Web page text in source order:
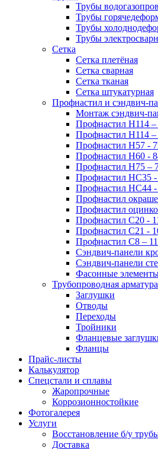
Трубы
Трубы
Трубы
Трубы
Сетка
Сетка плетёная
Сетка сварная
Сетка тканая
Сетка штукатурная
Профнастил и сэндвич-
Монтаж сэндвич-
Профнастил Н114 –
Профнастил Н114 –
Профнастил Н57 -
Профнастил Н60 -
Профнастил Н75 –
Профнастил НС35 -
Профнастил НС44 -
Профнастил
Профнастил
Профнастил С20 -
Профнастил С21 -
Профнастил С8 –
Сэндвич-панели
Сэндвич-панели
Фасонные
Трубопроводная арматура
Заглушки
Отводы
Переходы
Тройники
Фланцевые
Фланцы
Прайс-листы
Калькулятор
Спецстали и сплавы
Жаропрочные
Коррозионностойкие
Фотогалерея
Услуги
Восстановление б/у
Доставка